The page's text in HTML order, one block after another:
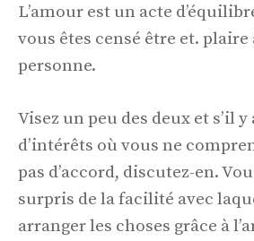
L’amour est un acte
vous êtes censé être et. plaire
personne.
Visez un peu des deux et s’il
d’intérêts où vous ne
pas d’accord, discutez-en.
surpris de la facilité avec
arranger les choses grâce à